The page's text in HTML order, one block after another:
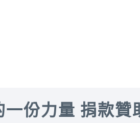
份力量 捐款贊